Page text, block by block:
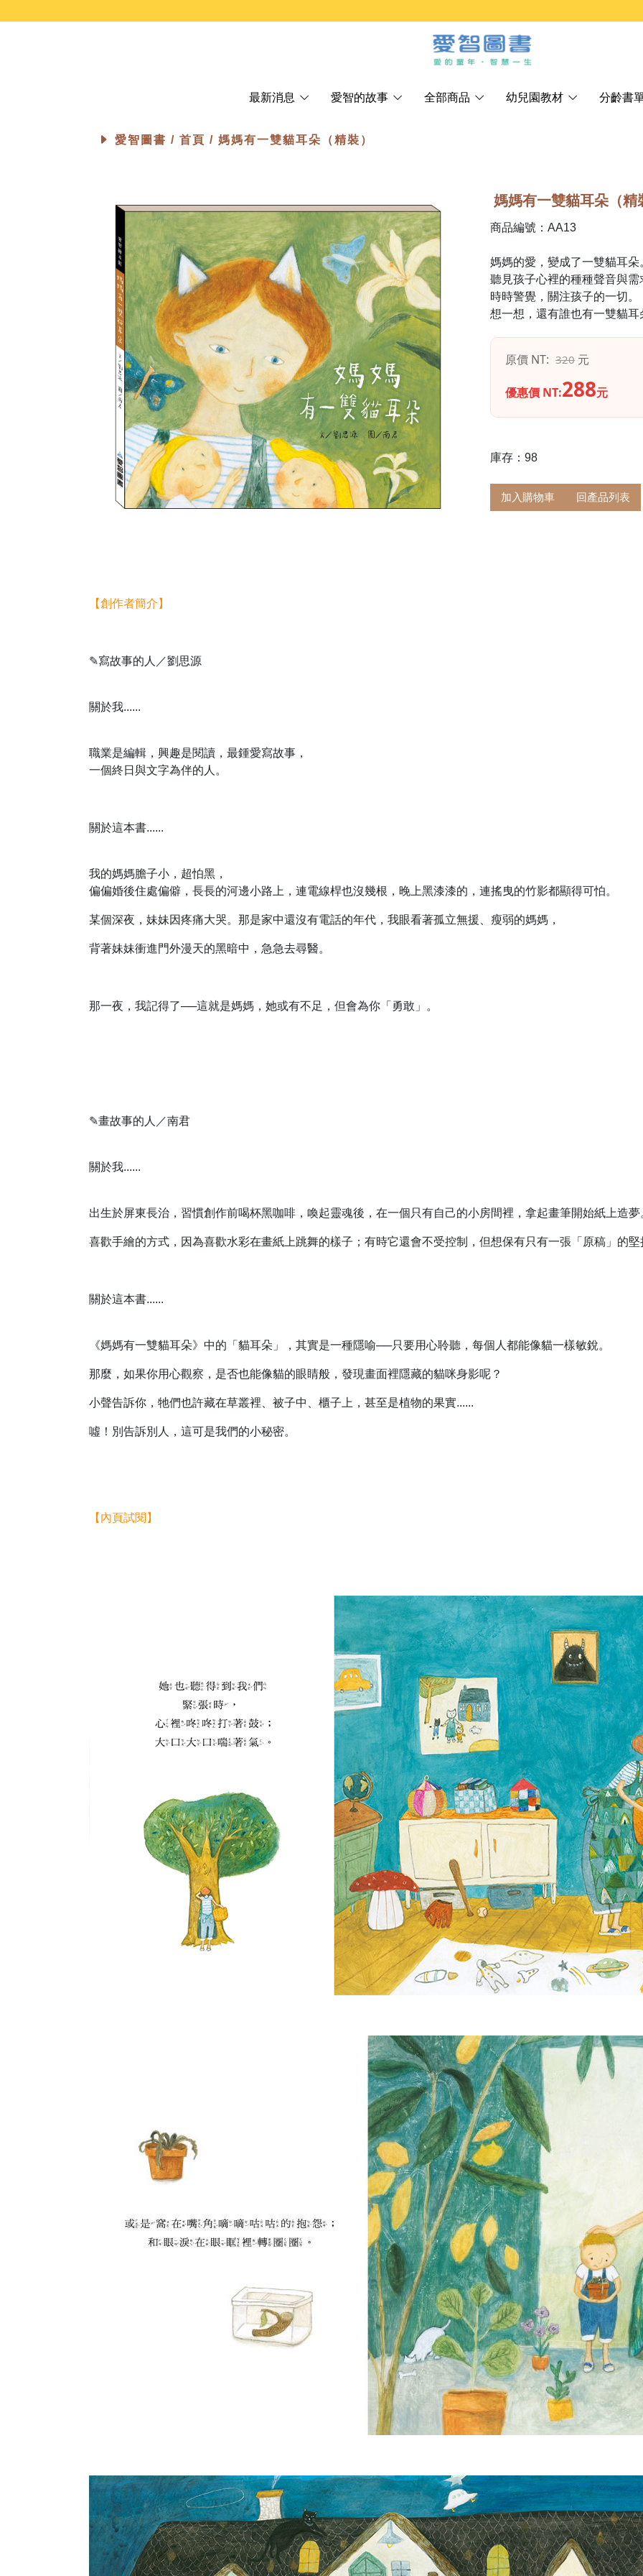
最新消息 愛智的故事 全部商品 幼兒園教材 分齡書
愛智圖書 / 首頁/ 媽媽有一雙貓耳朵（精裝）
媽媽有一雙貓耳朵（精
商品編號：AA13
媽媽的愛，變成了一雙貓耳朵
聽見孩子心裡的種種聲音與需
時時警覺，關注孩子的一切。
想一想，還有誰也有一雙貓耳
原價 NT: 320 元
優惠價 NT:288元
庫存：98
加入購物車 回產品列表
【創作者簡介】
✎寫故事的人／劉思源
關於我......
職業是編輯，興趣是閱讀，最鍾愛寫故事，
一個終日與文字為伴的人。
關於這本書......
我的媽媽膽子小，超怕黑，
偏偏婚後住處偏僻，長長的河邊小路上，連電線桿也沒幾根，晚上黑漆漆的，連搖曳的竹影都顯得可怕。
某個深夜，妹妹因疼痛大哭。那是家中還沒有電話的年代，我眼看著孤立無援、瘦弱的媽媽，
背著妹妹衝進門外漫天的黑暗中，急急去尋醫。
那一夜，我記得了──這就是媽媽，她或有不足，但會為你「勇敢」。
✎畫故事的人／南君
關於我......
出生於屏東長治，習慣創作前喝杯黑咖啡，喚起靈魂後，在一個只有自己的小房間裡，拿起畫筆開始紙上造夢
喜歡手繪的方式，因為喜歡水彩在畫紙上跳舞的樣子；有時它還會不受控制，但想保有只有一張「原稿」的堅
關於這本書......
《媽媽有一雙貓耳朵》中的「貓耳朵」，其實是一種隱喻──只要用心聆聽，每個人都能像貓一樣敏銳。
那麼，如果你用心觀察，是否也能像貓的眼睛般，發現畫面裡隱藏的貓咪身影呢？
小聲告訴你，牠們也許藏在草叢裡、被子中、櫃子上，甚至是植物的果實......
噓！別告訴別人，這可是我們的小秘密。
【內頁試閱】